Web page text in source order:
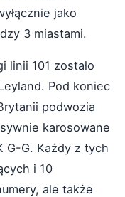
jako
3 miastami.
linii 101 zostało
Pod koniec
podwozia
karosowane
G-G. Każdy z tych
i 10
ale także